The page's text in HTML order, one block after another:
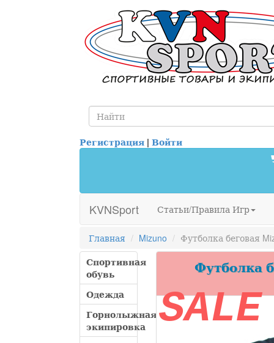
Регистрация | Войти
KVNSport Статьи/Правила Игр
Главная Mizuno
Футболка беговая
Спортивная
обувь
Одежда
Горнолыжная
экипировка
Футболка
SALE